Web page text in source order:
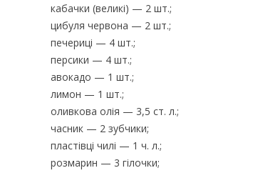
кабачки (великі) — 2 шт.;
цибуля червона — 2 шт.;
печериці — 4 шт.;
персики — 4 шт.;
авокадо — 1 шт.;
лимон — 1 шт.;
оливкова олія — 3,5 ст. л.;
часник — 2 зубчики;
пластівці чилі — 1 ч. л.;
розмарин — 3 гілочки;